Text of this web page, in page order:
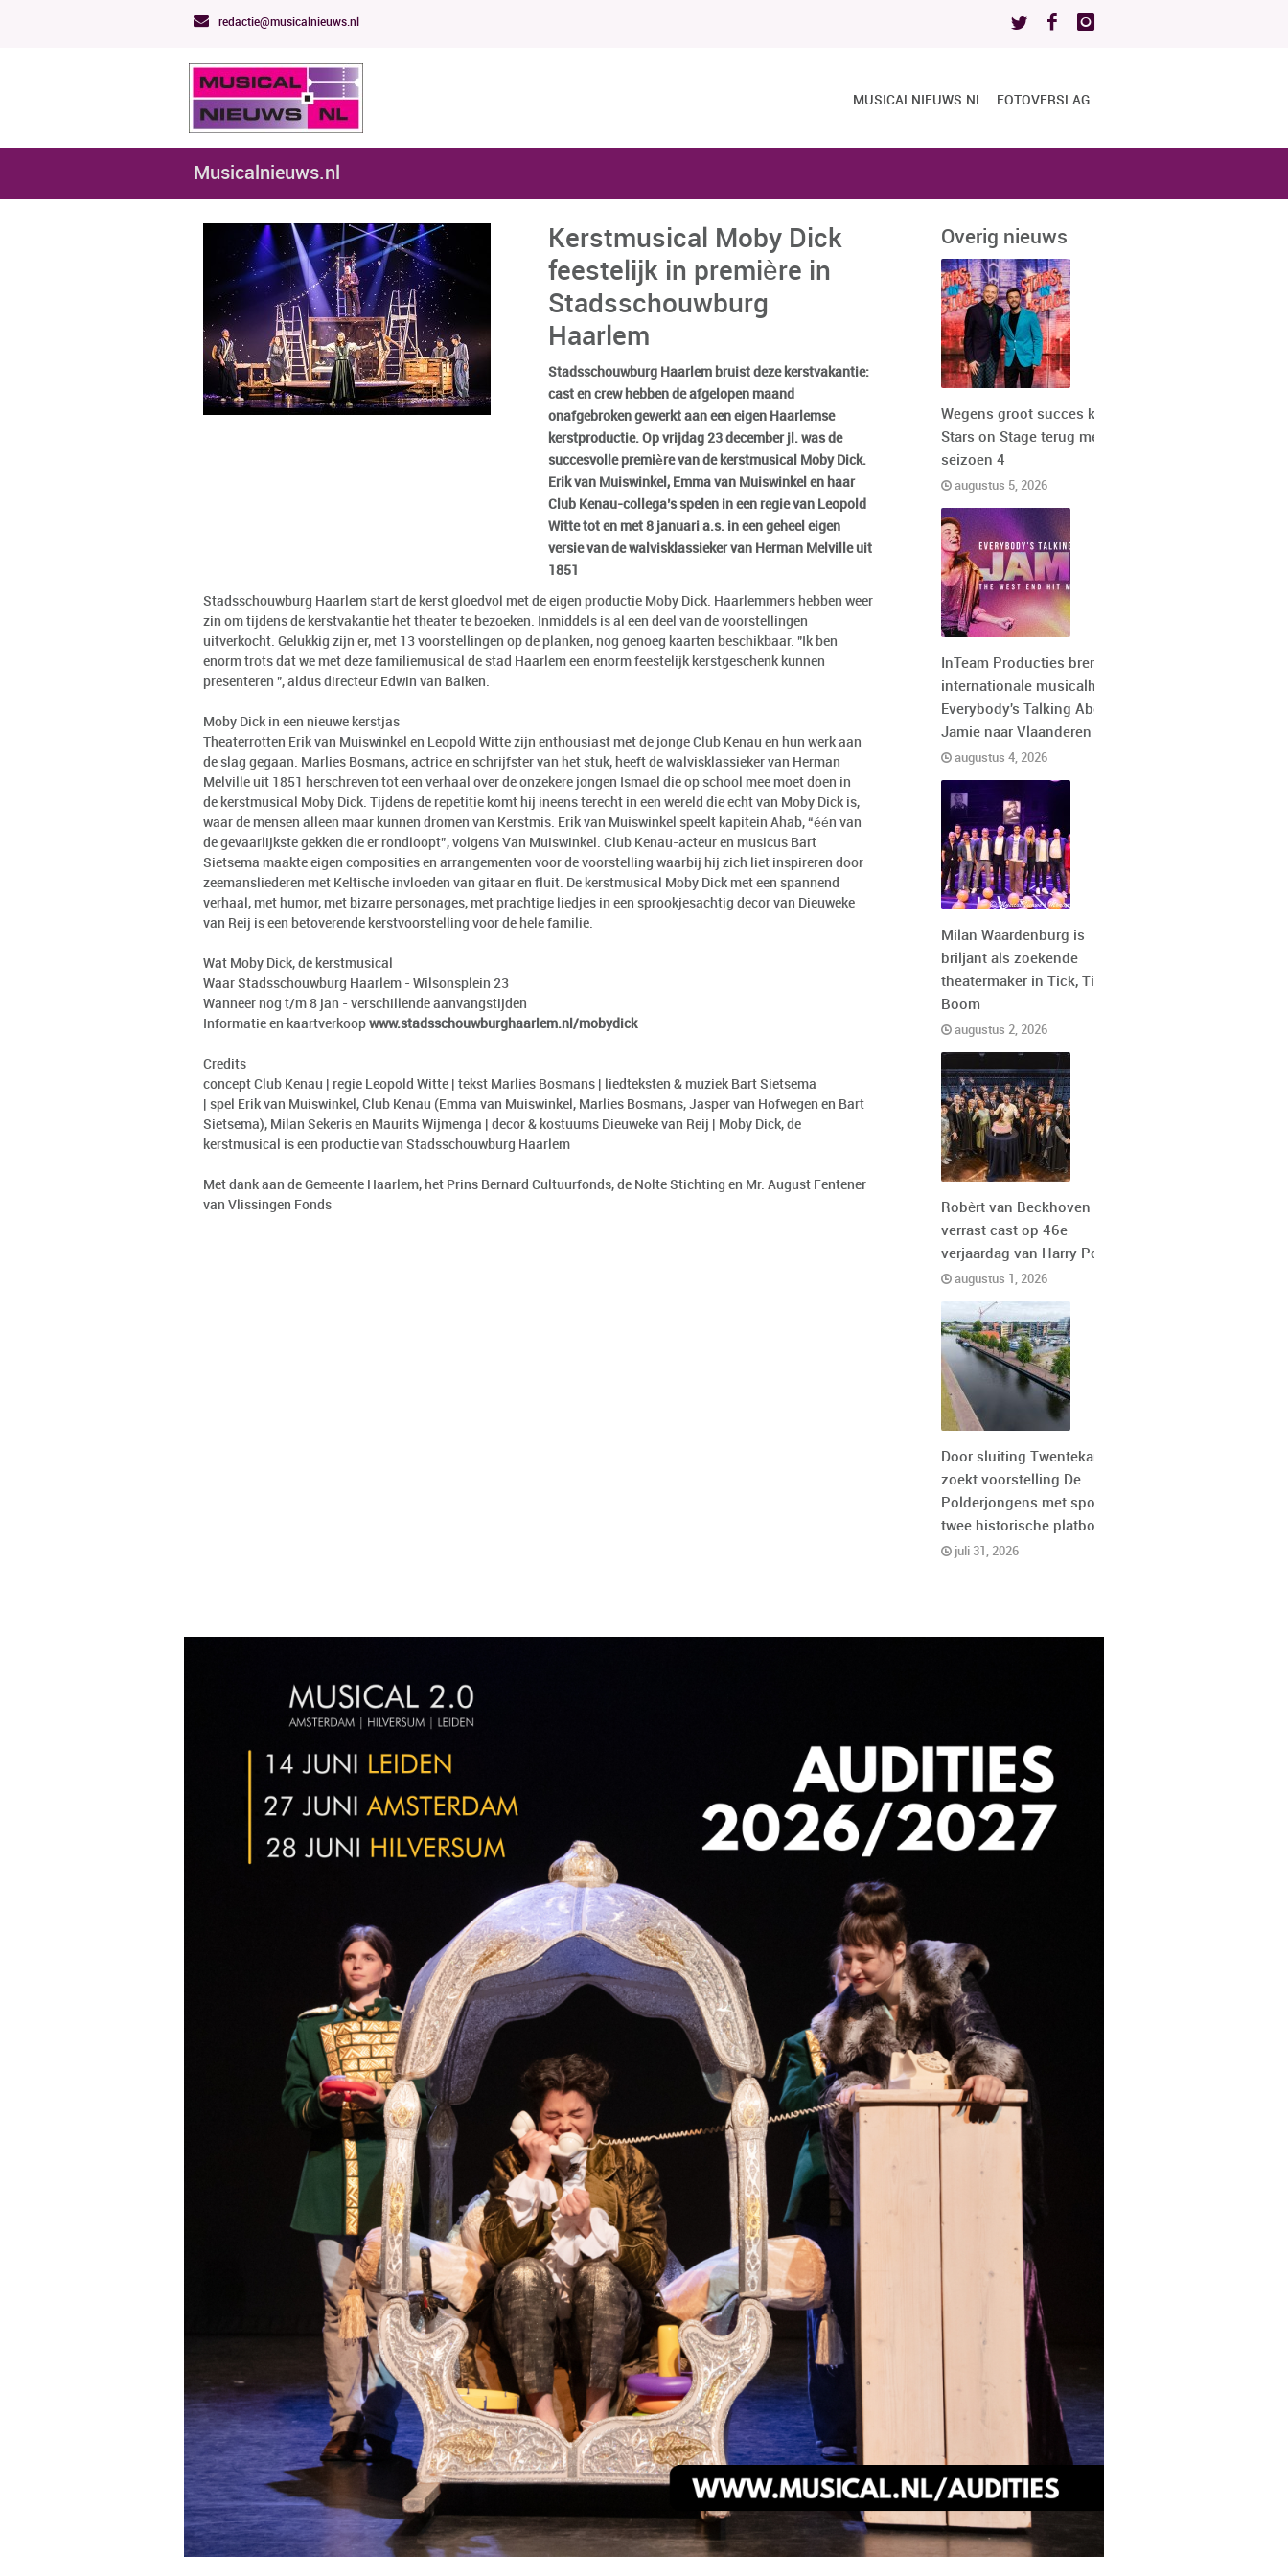
redactie@musicalnieuws.nl
MUSICALNIEUWS.NL FOTOVERSLAG
Musicalnieuws.nl
Kerstmusical Moby Dick
feestelijk in première in
Stadsschouwburg
Haarlem
Stadsschouwburg Haarlem bruist deze kerstvakantie:
cast en crew hebben de afgelopen maand
onafgebroken gewerkt aan een eigen Haarlemse
kerstproductie. Op vrijdag 23 december jl. was de
succesvolle première van de kerstmusical Moby Dick.
Erik van Muiswinkel, Emma van Muiswinkel en haar
Club Kenau-collega’s spelen in een regie van Leopold
Witte tot en met 8 januari a.s. in een geheel eigen
versie van de walvisklassieker van Herman Melville uit
1851
Stadsschouwburg Haarlem start de kerst gloedvol met de eigen productie Moby Dick. Haarlemmers hebben weer
zin om tijdens de kerstvakantie het theater te bezoeken. Inmiddels is al een deel van de voorstellingen
uitverkocht. Gelukkig zijn er, met 13 voorstellingen op de planken, nog genoeg kaarten beschikbaar. "Ik ben
enorm trots dat we met deze familiemusical de stad Haarlem een enorm feestelijk kerstgeschenk kunnen
presenteren ", aldus directeur Edwin van Balken.
Moby Dick in een nieuwe kerstjas
Theaterrotten Erik van Muiswinkel en Leopold Witte zijn enthousiast met de jonge Club Kenau en hun werk aan
de slag gegaan. Marlies Bosmans, actrice en schrijfster van het stuk, heeft de walvisklassieker van Herman
Melville uit 1851 herschreven tot een verhaal over de onzekere jongen Ismael die op school mee moet doen in
de kerstmusical Moby Dick. Tijdens de repetitie komt hij ineens terecht in een wereld die echt van Moby Dick is,
waar de mensen alleen maar kunnen dromen van Kerstmis. Erik van Muiswinkel speelt kapitein Ahab, “één van
de gevaarlijkste gekken die er rondloopt”, volgens Van Muiswinkel. Club Kenau-acteur en musicus Bart
Sietsema maakte eigen composities en arrangementen voor de voorstelling waarbij hij zich liet inspireren door
zeemansliederen met Keltische invloeden van gitaar en fluit. De kerstmusical Moby Dick met een spannend
verhaal, met humor, met bizarre personages, met prachtige liedjes in een sprookjesachtig decor van Dieuweke
van Reij is een betoverende kerstvoorstelling voor de hele familie.
Wat Moby Dick, de kerstmusical
Waar Stadsschouwburg Haarlem - Wilsonsplein 23
Wanneer nog t/m 8 jan - verschillende aanvangstijden
Informatie en kaartverkoop www.stadsschouwburghaarlem.nl/mobydick
Credits
concept Club Kenau | regie Leopold Witte | tekst Marlies Bosmans | liedteksten & muziek Bart Sietsema
| spel Erik van Muiswinkel, Club Kenau (Emma van Muiswinkel, Marlies Bosmans, Jasper van Hofwegen en Bart
Sietsema), Milan Sekeris en Maurits Wijmenga | decor & kostuums Dieuweke van Reij | Moby Dick, de
kerstmusical is een productie van Stadsschouwburg Haarlem
Met dank aan de Gemeente Haarlem, het Prins Bernard Cultuurfonds, de Nolte Stichting en Mr. August Fentener
van Vlissingen Fonds
Overig nieuws
Wegens groot succes keert
Stars on Stage terug met
seizoen 4
augustus 5, 2026
InTeam Producties brengt de
internationale musicalhit
Everybody's Talking About
Jamie naar Vlaanderen
augustus 4, 2026
Milan Waardenburg is
briljant als zoekende
theatermaker in Tick, Tick,
Boom
augustus 2, 2026
Robèrt van Beckhoven
verrast cast op 46e
verjaardag van Harry Potter
augustus 1, 2026
Door sluiting Twentekanaal
zoekt voorstelling De
Polderjongens met spoed
twee historische platbodems
juli 31, 2026